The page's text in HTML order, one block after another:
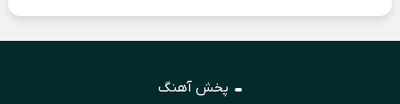
پخش آهنگ